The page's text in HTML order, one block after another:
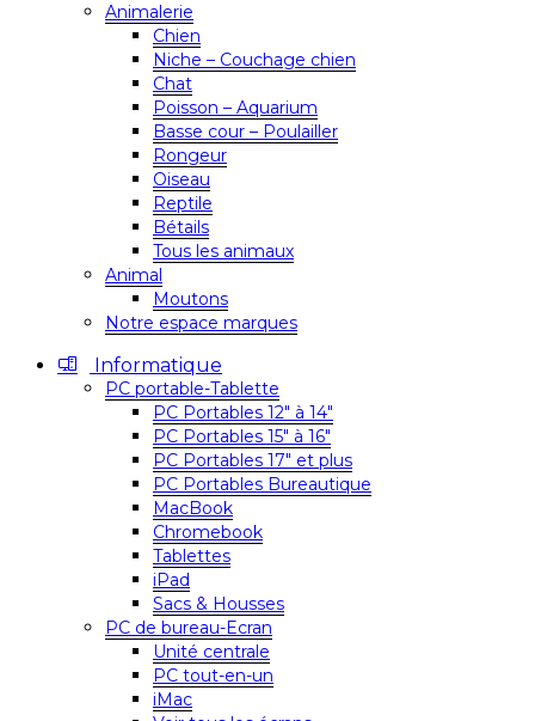
Animalerie
Chien
Niche – Couchage chien
Chat
Poisson – Aquarium
Basse cour – Poulailler
Rongeur
Oiseau
Reptile
Bétails
Tous les animaux
Animal
Moutons
Notre espace marques
Informatique
PC portable-Tablette
PC Portables 12″ à 14″
PC Portables 15″ à 16″
PC Portables 17″ et plus
PC Portables Bureautique
MacBook
Chromebook
Tablettes
iPad
Sacs & Housses
PC de bureau-Ecran
Unité centrale
PC tout-en-un
iMac